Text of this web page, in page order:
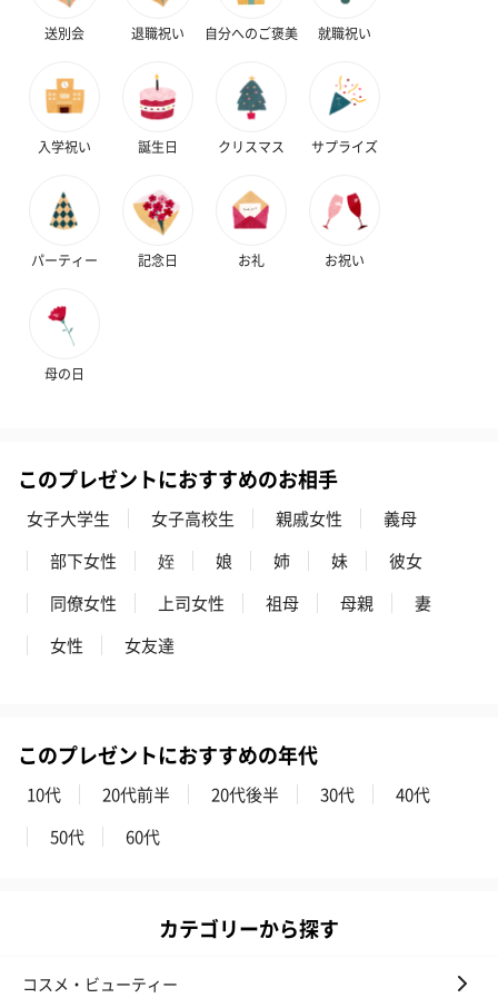
ハンドクリーム3本セッ
ト【ありがとう】
シャワージェル＆ハン
ドクリーム（ピンクグ
（2,145円）
リラックスグッズを同梱してお届けします。
かき氷入浴剤4点セット
（ブルー）（748円）
かき氷入浴剤4点セット
（イエロー）（748円）
【Thank you
円）
の＋αにおすすめです。
花束ハンドタオル（ピ
花束ハンドタ
送別会 退職祝い 自分へのご褒美 就職祝い
入学祝い 誕生日 クリスマス サプライズ
パーティー 記念日 お礼 お祝い
母の日
このプレゼントにおすすめのお相手
女子大学生 女子高校生 親戚女性
義母
部下女性
姪 娘 姉 妹
彼女
同僚女性
上司女性 祖母 母親
妻
女性
女友達
このプレゼントにおすすめの年代
10代 20代前半 20代後半 30代
40代
50代
60代
カテゴリーから探す
コスメ・ビューティー